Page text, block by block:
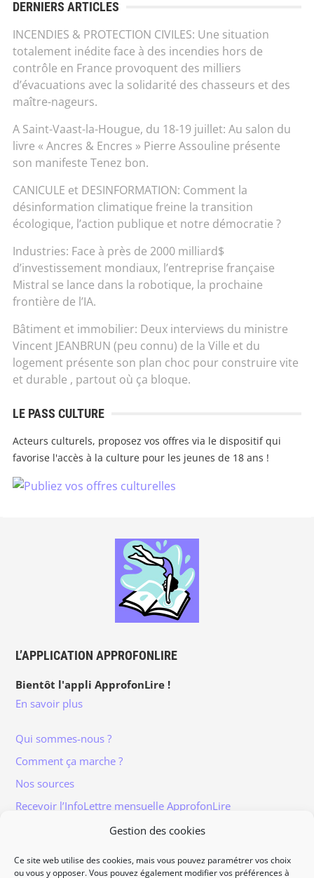
Gestion des cookies
Ce site web utilise des cookies, mais vous pouvez paramétrer vos choix
ou vous y opposer. Vous pouvez également modifier vos préférences à
DERNIERS ARTICLES
INCENDIES & PROTECTION CIVILES: Une situation
totalement inédite face à des incendies hors de
contrôle en France provoquent des milliers
d’évacuations avec la solidarité des chasseurs et des
maître-nageurs.
A Saint-Vaast-la-Hougue, du 18-19 juillet: Au salon du
livre « Ancres & Encres » Pierre Assouline présente
son manifeste Tenez bon.
CANICULE et DESINFORMATION: Comment la
désinformation climatique freine la transition
écologique, l’action publique et notre démocratie ?
Industries: Face à près de 2000 milliard$
d’investissement mondiaux, l’entreprise française
Mistral se lance dans la robotique, la prochaine
frontière de l’IA.
Bâtiment et immobilier: Deux interviews du ministre
Vincent JEANBRUN (peu connu) de la Ville et du
logement présente son plan choc pour construire vite
et durable , partout où ça bloque.
LE PASS CULTURE
Acteurs culturels, proposez vos offres via le dispositif qui
favorise l'accès à la culture pour les jeunes de 18 ans !
L’APPLICATION APPROFONLIRE
Bientôt l'appli ApprofonLire !
En savoir plus
Qui sommes-nous ?
Comment ça marche ?
Nos sources
Recevoir l’InfoLettre mensuelle ApprofonLire